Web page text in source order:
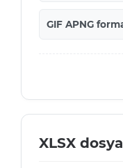
GIF APNG
XLSX